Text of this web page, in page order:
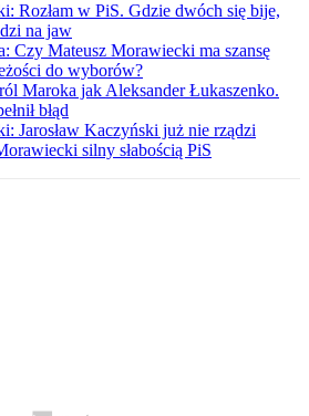
Rozłam w PiS. Gdzie dwóch się bije,
na jaw
Czy Mateusz Morawiecki ma szansę
do wyborów?
Maroka jak Aleksander Łukaszenko.
błąd
Jarosław Kaczyński już nie rządzi
silny słabością PiS